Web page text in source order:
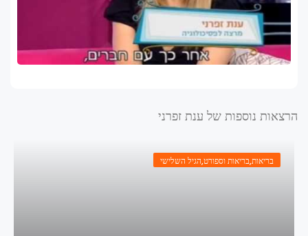
הרצאות נוספות של ענת זפרני
בריאות,בריאות וספורט,הגיל השלישי